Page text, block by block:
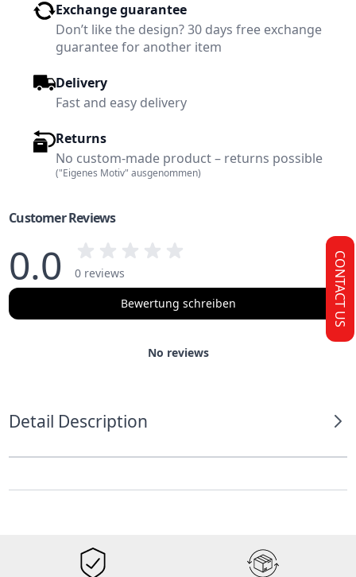
Exchange guarantee
Don’t like the design? 30 days free exchange
guarantee for another item
Delivery
Fast and easy delivery
Returns
No custom-made product – returns possible
("Eigenes Motiv" ausgenommen)
Customer Reviews
0.0
0 reviews
Bewertung schreiben
No reviews
Detail Description
CONTACT US